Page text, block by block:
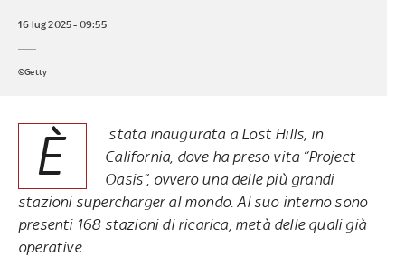
16 lug 2025 - 09:55
©Getty
È
stata inaugurata a Lost Hills, in
California, dove ha preso vita “Project
Oasis”, ovvero una delle più grandi
stazioni supercharger al mondo. Al suo interno sono
presenti 168 stazioni di ricarica, metà delle quali già
operative